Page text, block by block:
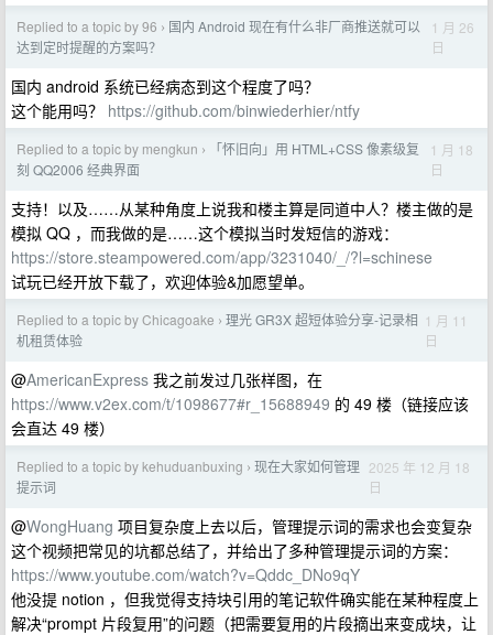
Replied to a topic by 96 › 国内 Android 现在有什么非厂商推送就可以
达到定时提醒的方案吗？
1 月 26
日
国内 android 系统已经病态到这个程度了吗？
这个能用吗？ https://github.com/binwiederhier/ntfy
Replied to a topic by mengkun ›
「怀旧向」用 HTML+CSS 像素级复
刻 QQ2006 经典界面
1 月 18
日
支持！以及……从某种角度上说我和楼主算是同道中人？楼主做的是
模拟 QQ ，而我做的是……这个模拟当时发短信的游戏：
https://store.steampowered.com/app/3231040/_/?l=schinese
试玩已经开放下载了，欢迎体验&加愿望单。
Replied to a topic by Chicagoake › 理光 GR3X 超短体验分享-记录相
机租赁体验
1 月 11
日
@AmericanExpress 我之前发过几张样图，在
https://www.v2ex.com/t/1098677#r_15688949 的 49 楼（链接应该
会直达 49 楼）
Replied to a topic by kehuduanbuxing › 现在大家如何管理
提示词
2025 年 12 月 18
日
@WongHuang 项目复杂度上去以后，管理提示词的需求也会变复杂
这个视频把常见的坑都总结了，并给出了多种管理提示词的方案：
https://www.youtube.com/watch?v=Qddc_DNo9qY
他没提 notion ，但我觉得支持块引用的笔记软件确实能在某种程度上
解决“prompt 片段复用”的问题（把需要复用的片段摘出来变成块，让